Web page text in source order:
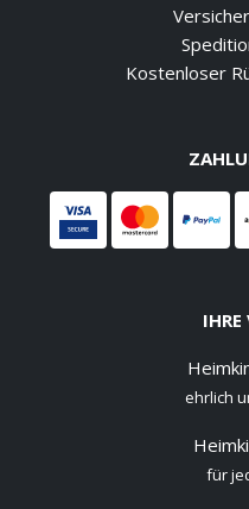
Kostenloser
IHRE
ehrlich
für